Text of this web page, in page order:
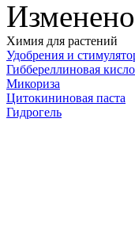
Химия для растений
Удобрения и
Гиббереллиновая
Микориза
Цитокининовая паста
Гидрогель